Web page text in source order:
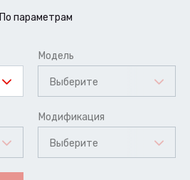
По параметрам
Модель
Выберите
Модификация
Выберите